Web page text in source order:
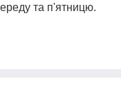
та п'ятницю.